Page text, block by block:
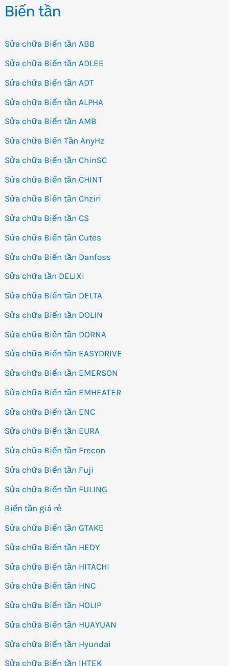
Biến tần
Sửa chữa Biến tần ABB
Sửa chữa Biến tần ADLEE
Sửa chữa Biến tần ADT
Sửa chữa Biến tần ALPHA
Sửa chữa Biến tần AMB
Sửa chữa Biến Tần AnyHz
Sửa chữa Biến tần ChinSC
Sửa chữa Biến tần CHINT
Sửa chữa Biến tần Chziri
Sửa chữa Biến tần CS
Sửa chữa Biến tần Cutes
Sửa chữa Biến tần Danfoss
Sửa chữa tần DELIXI
Sửa chữa Biến tần DELTA
Sửa chữa Biến tần DOLIN
Sửa chữa Biến tần DORNA
Sửa chữa Biến tần EASYDRIVE
Sửa chữa Biến tần EMERSON
Sửa chữa Biến tần EMHEATER
Sửa chữa Biến tần ENC
Sửa chữa Biến tần EURA
Sửa chữa Biến tần Frecon
Sửa chữa Biến tần Fuji
Sửa chữa Biến tần FULING
Biến tần giá rẻ
Sửa chữa Biến tần GTAKE
Sửa chữa Biến tần HEDY
Sửa chữa Biến tần HITACHI
Sửa chữa Biến tần HNC
Sửa chữa Biến tần HOLIP
Sửa chữa Biến tần HUAYUAN
Sửa chữa Biến tần Hyundai
Sửa chữa Biến tần IHTEK
BIẾN
YASKAWA